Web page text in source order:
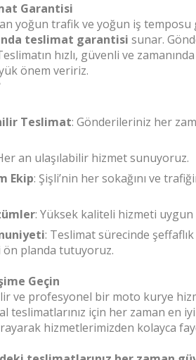
Garantisi
yoğun trafik ve yoğun iş
teslimat garantisi sunar.
hızlı, güvenli ve
önem veririz.
Teslimat: Gönderileriniz her
an ulaşılabilir hizmet sunuyoruz.
Ekip: Şişli’nin her sokağını ve
: Yüksek kaliteli hizmeti
: Teslimat sürecinde
planda tutuyoruz.
Geçin
ve profesyonel bir moto kurye
teslimatlarınız için her zaman en
hizmetlerimizden kolayca